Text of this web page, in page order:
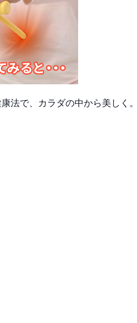
法で、カラダの中から美しく。